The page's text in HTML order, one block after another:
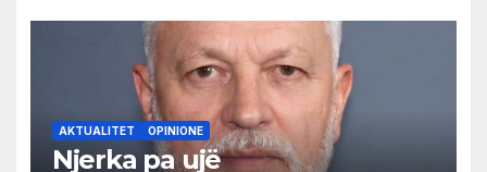
AKTUALITET OPINIONE
Njerka pa ujë